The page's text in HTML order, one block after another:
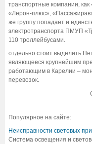
транспортные компании,
«Лерон-плюс»,
же группу попадает и
электротранспорта ПМУП
110 троллейбусами.
отдельно стоит выделить
являющееся крупнейшим
работающим в Карелии –
перевозок.
Популярное на сайте:
Неисправности световых
Система освещения и